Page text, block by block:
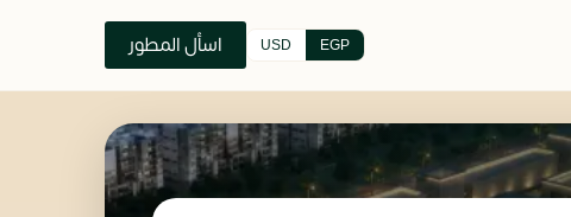
EGP
USD اسأل المطور